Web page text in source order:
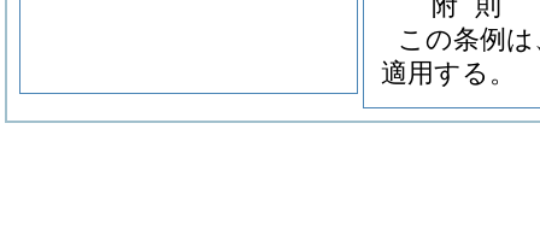
この条例
適用する。